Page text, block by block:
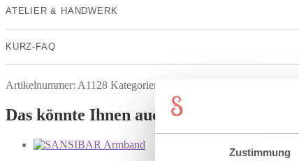
Zustimmung
ATELIER & HANDWERK
KURZ-FAQ
Artikelnummer: A1128 Kategorien:
Das könnte Ihnen auch gefallen